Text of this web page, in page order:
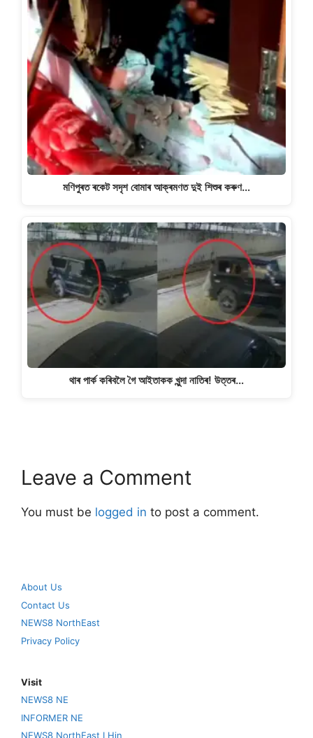
মণিপুৰত ৰকেট সদৃশ বোমাৰ আক্ৰমণত দুই শিশুৰ কৰুণ…
থাৰ পাৰ্ক কৰিবলৈ গৈ আইতাকক খুন্দা নাতিৰ! উত্তৰ…
Leave a Comment
You must be logged in to post a comment.
About Us
Contact Us
NEWS8 NorthEast
Privacy Policy
Visit
NEWS8 NE
INFORMER NE
NEWS8 NorthEast I Hin